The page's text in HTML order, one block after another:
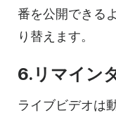
番を公開できる
り替えます。
6.リマイン
ライブビデオは